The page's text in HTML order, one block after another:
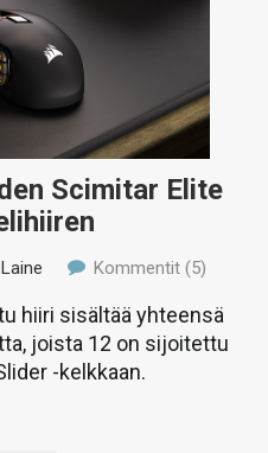
Scimitar Elite
Kommentit (5)
hiiri sisältää yhteensä
joista 12 on sijoitettu
-kelkkaan.